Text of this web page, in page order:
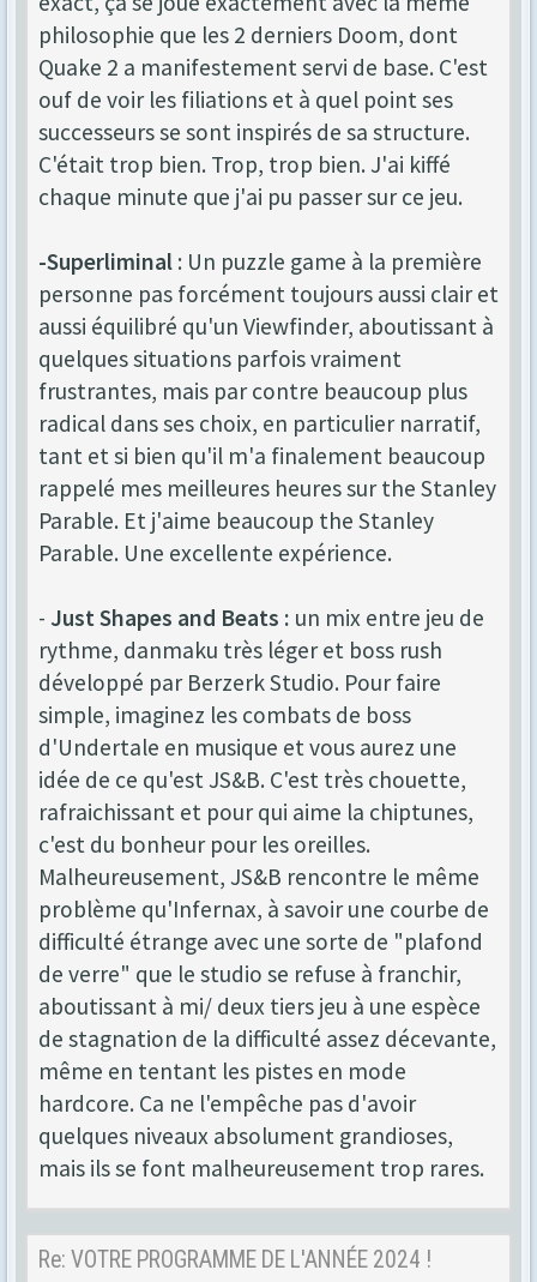
philosophie que les 2 derniers Doom, dont
Quake 2 a manifestement servi de base. C'est
ouf de voir les filiations et à quel point ses
successeurs se sont inspirés de sa structure.
C'était trop bien. Trop, trop bien. J'ai kiffé
chaque minute que j'ai pu passer sur ce jeu.
-Superliminal : Un puzzle game à la première
personne pas forcément toujours aussi clair et
aussi équilibré qu'un Viewfinder, aboutissant à
quelques situations parfois vraiment
frustrantes, mais par contre beaucoup plus
radical dans ses choix, en particulier narratif,
tant et si bien qu'il m'a finalement beaucoup
rappelé mes meilleures heures sur the Stanley
Parable. Et j'aime beaucoup the Stanley
Parable. Une excellente expérience.
- Just Shapes and Beats : un mix entre jeu de
rythme, danmaku très léger et boss rush
développé par Berzerk Studio. Pour faire
simple, imaginez les combats de boss
d'Undertale en musique et vous aurez une
idée de ce qu'est JS&B. C'est très chouette,
rafraichissant et pour qui aime la chiptunes,
c'est du bonheur pour les oreilles.
Malheureusement, JS&B rencontre le même
problème qu'Infernax, à savoir une courbe de
difficulté étrange avec une sorte de "plafond
de verre" que le studio se refuse à franchir,
aboutissant à mi/ deux tiers jeu à une espèce
de stagnation de la difficulté assez décevante,
même en tentant les pistes en mode
hardcore. Ca ne l'empêche pas d'avoir
quelques niveaux absolument grandioses,
mais ils se font malheureusement trop rares.
Re: VOTRE PROGRAMME DE L'ANNÉE 2024 !